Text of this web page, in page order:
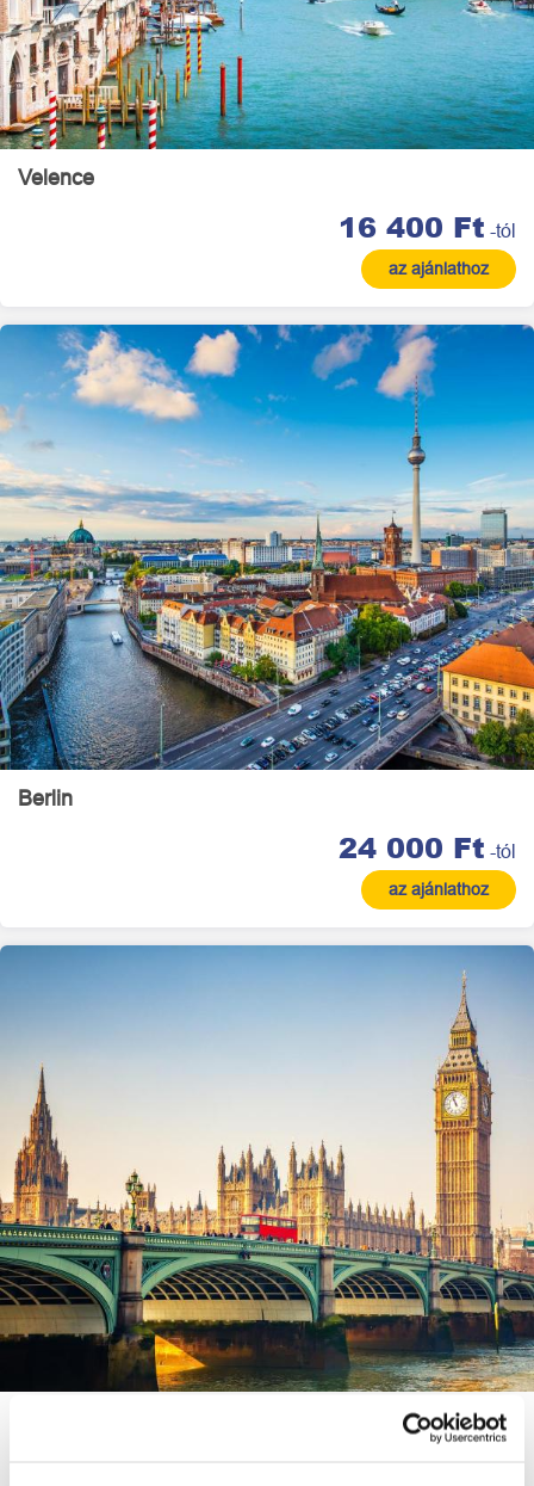
Velence
16 400 Ft -tól
az ajánlathoz
Berlin
24 000 Ft -tól
az ajánlathoz